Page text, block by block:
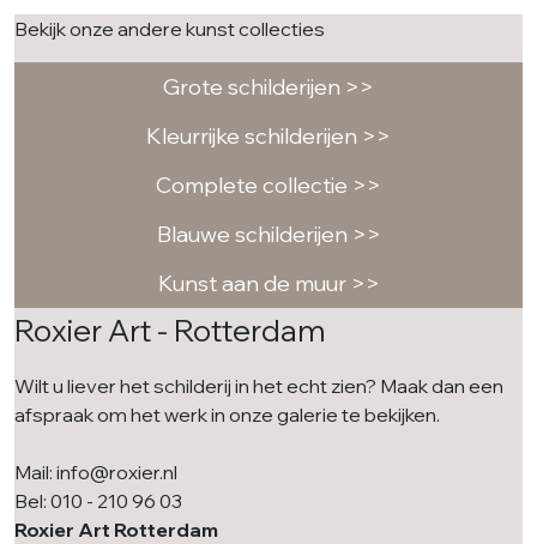
Bekijk onze andere kunst collecties
Grote schilderijen >>
Kleurrijke schilderijen >>
Complete collectie >>
Blauwe schilderijen >>
Kunst aan de muur >>
Roxier Art - Rotterdam
Wilt u liever het schilderij in het echt zien? Maak dan een
afspraak om het werk in onze galerie te bekijken.
Mail: info@roxier.nl
Bel: 010 - 210 96 03
Roxier Art Rotterdam